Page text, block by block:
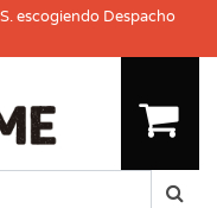
escogiendo Despacho